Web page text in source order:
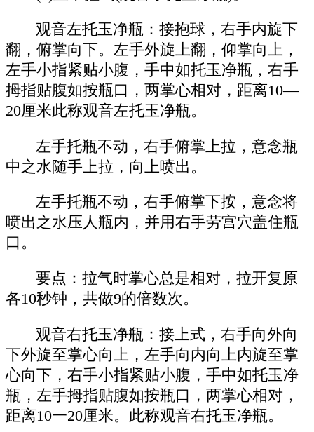
观音左托玉净瓶：接抱球，右手内旋下
翻，俯掌向下。左手外旋上翻，仰掌向上，
左手小指紧贴小腹，手中如托玉净瓶，右手
拇指贴腹如按瓶口，两掌心相对，距离10—
20厘米此称观音左托玉净瓶。
左手托瓶不动，右手俯掌上拉，意念瓶
中之水随手上拉，向上喷出。
左手托瓶不动，右手俯掌下按，意念将
喷出之水压人瓶内，并用右手劳宫穴盖住瓶
口。
要点：拉气时掌心总是相对，拉开复原
各10秒钟，共做9的倍数次。
观音右托玉净瓶：接上式，右手向外向
下外旋至掌心向上，左手向内向上内旋至掌
心向下，右手小指紧贴小腹，手中如托玉净
瓶，左手拇指贴腹如按瓶口，两掌心相对，
距离10一20厘米。此称观音右托玉净瓶。